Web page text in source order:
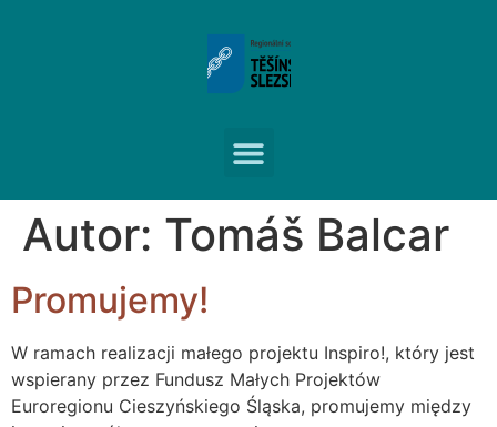
Autor: Tomáš Balcar
Promujemy!
W ramach realizacji małego projektu Inspiro!, który jest
wspierany przez Fundusz Małych Projektów
Euroregionu Cieszyńskiego Śląska, promujemy między